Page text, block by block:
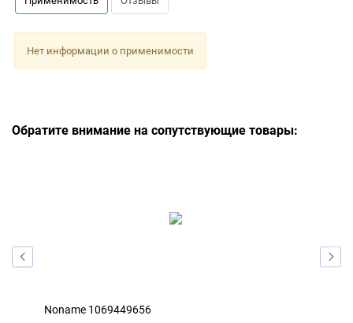
Нет информации о применимости
Обратите внимание на сопутствующие товары:
Noname 1069449656